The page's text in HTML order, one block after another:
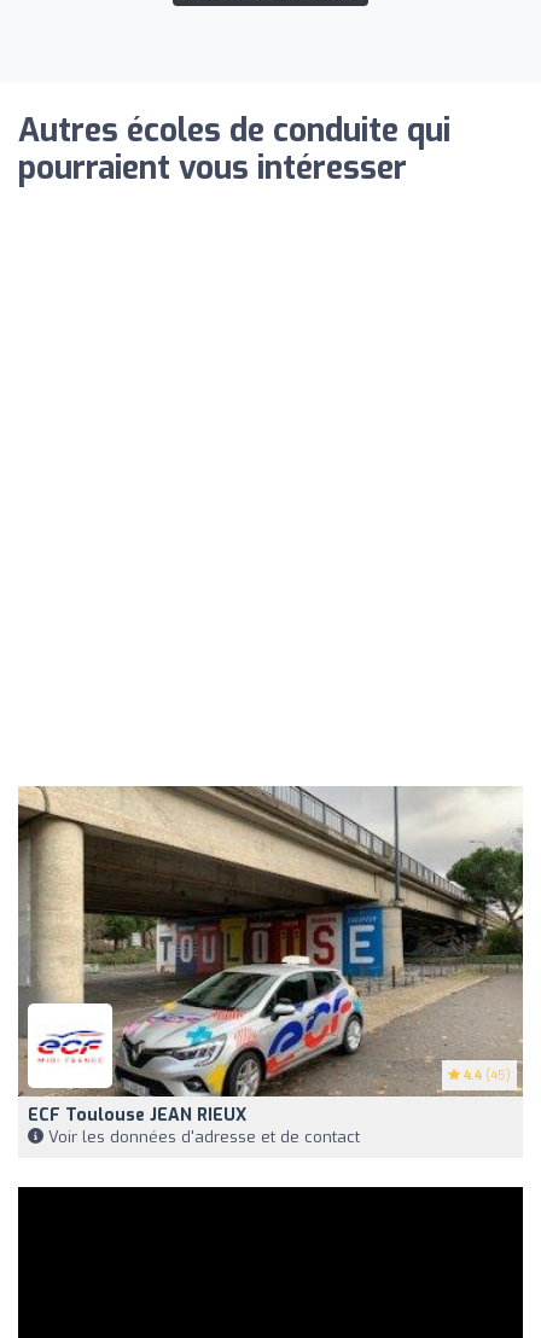
Autres écoles de conduite qui
pourraient vous intéresser
4.4 (45)
ECF Toulouse JEAN RIEUX
Voir les données d'adresse et de contact